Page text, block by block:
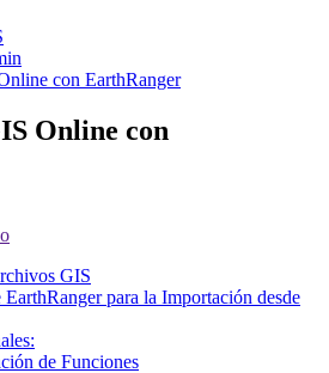
con EarthRanger
Online con
GIS
para la Importación desde
de Funciones